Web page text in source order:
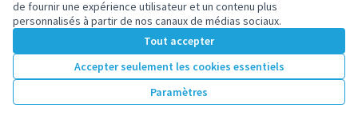
de fournir une expérience utilisateur et un contenu plus
personnalisés à partir de nos canaux de médias sociaux.
Tout accepter
Accepter seulement les cookies essentiels
Paramètres
Des terrains de pétanque pour le